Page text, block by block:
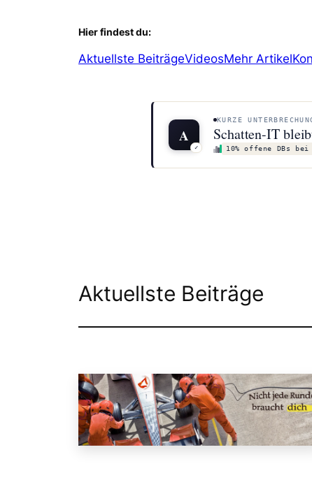
Hier findest du:
Aktuellste BeiträgeVideosMehr Artikel
A
✓
KURZE
Schatten-IT
10% offene DBs bei
Aktuellste Beiträge